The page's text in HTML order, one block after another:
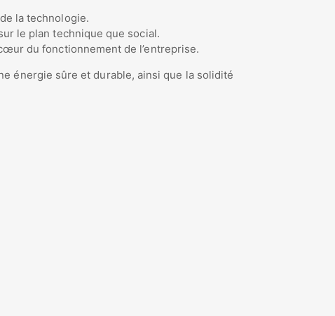
la technologie.
le plan technique que social.
du fonctionnement de l’entreprise.
énergie sûre et durable, ainsi que la solidité